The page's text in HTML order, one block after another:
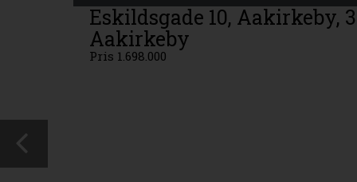
Eskildsgade 10, Aakirkeby,
Aakirkeby
Pris 1.698.000